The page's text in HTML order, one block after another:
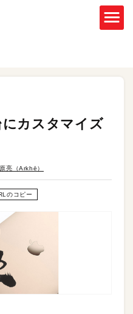
カスタマイズ
亮（Arkhē）
のコピー